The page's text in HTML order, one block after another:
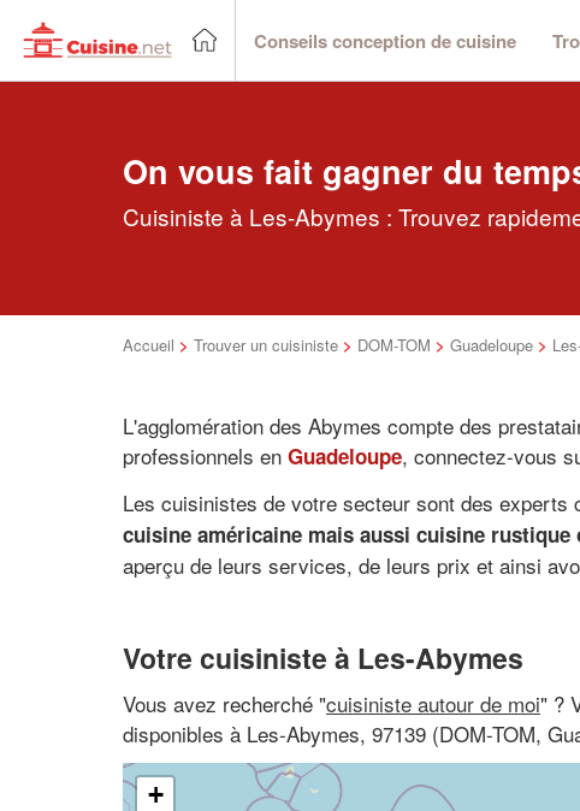
Conseils conception de cuisine
On vous fait gagner du
Cuisiniste à Les-Abymes : Trouvez
Accueil > Trouver un cuisiniste > DOM-TOM > Guadeloupe >
L'agglomération des Abymes compte des
professionnels en Guadeloupe, connectez-vous
Les cuisinistes de votre secteur sont des
cuisine américaine mais aussi cuisine
aperçu de leurs services, de leurs prix et ainsi
Votre cuisiniste à Les-Abymes
Vous avez recherché "cuisiniste autour de moi" ?
disponibles à Les-Abymes, 97139 (DOM-TOM,
+